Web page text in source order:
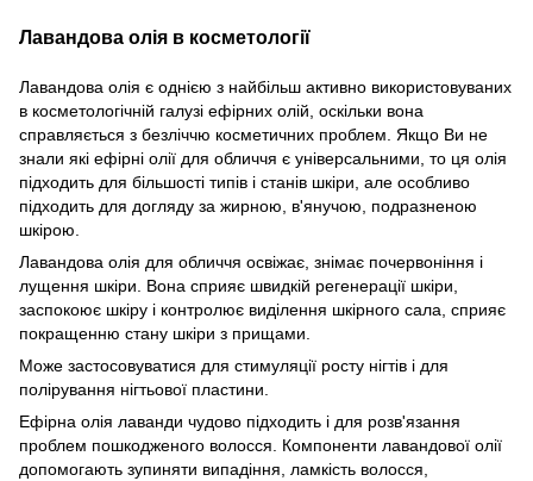
Лавандова олія в косметології
Лавандова олія є однією з найбільш активно використовуваних
в косметологічній галузі ефірних олій, оскільки вона
справляється з безліччю косметичних проблем. Якщо Ви не
знали які ефірні олії для обличчя є універсальними, то ця олія
підходить для більшості типів і станів шкіри, але особливо
підходить для догляду за жирною, в'янучою, подразненою
шкірою.
Лавандова олія для обличчя освіжає, знімає почервоніння і
лущення шкіри. Вона сприяє швидкій регенерації шкіри,
заспокоює шкіру і контролює виділення шкірного сала, сприяє
покращенню стану шкіри з прищами.
Може застосовуватися для стимуляції росту нігтів і для
полірування нігтьової пластини.
Ефірна олія лаванди чудово підходить і для розв'язання
проблем пошкодженого волосся. Компоненти лавандової олії
допомогають зупиняти випадіння, ламкість волосся,